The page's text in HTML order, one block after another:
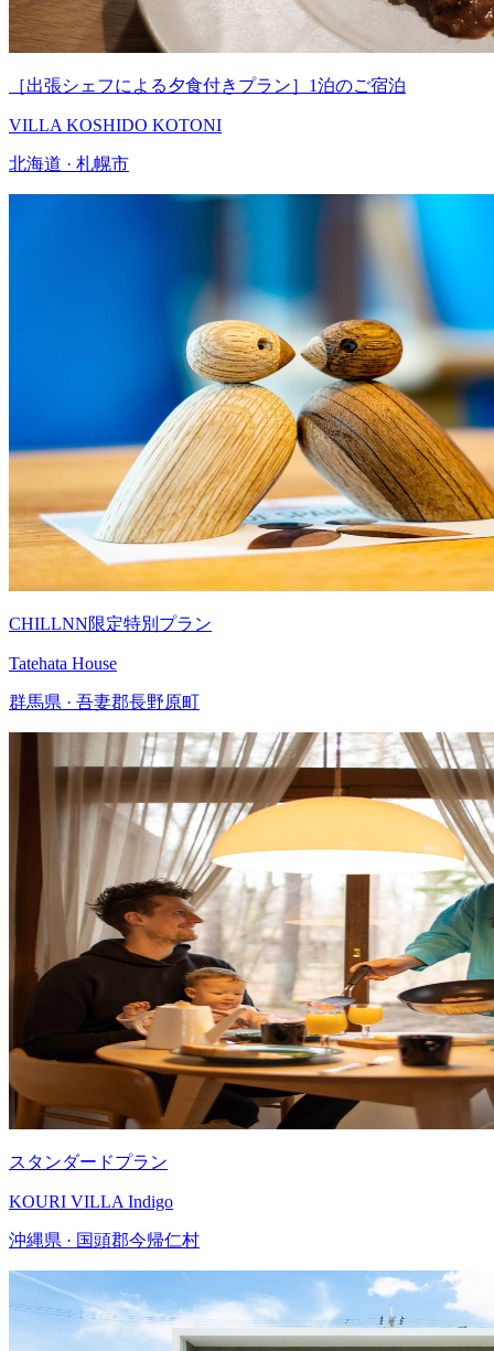
［出張シェフによる夕食付きプラン］1泊のご宿泊
VILLA KOSHIDO KOTONI
北海道 · 札幌市
CHILLNN限定特別プラン
Tatehata House
群馬県 · 吾妻郡長野原町
スタンダードプラン
KOURI VILLA Indigo
沖縄県 · 国頭郡今帰仁村